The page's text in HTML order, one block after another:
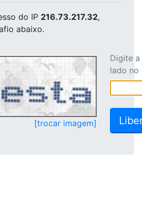
do IP 216.73.217.32,
abaixo.
[trocar imagem]
Digite
lado no